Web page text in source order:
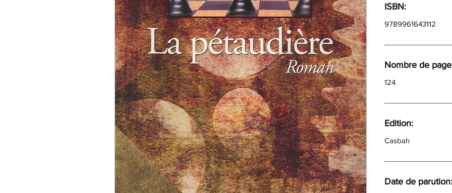
ISBN:
9789961643112
Nombre de
124
Edition:
Casbah
Date de parution: